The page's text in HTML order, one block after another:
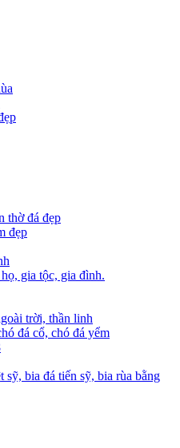
thờ đá đẹp
đẹp
gia tộc, gia đình.
trời, thần linh
đá cổ, chó đá yểm
sỹ, bia đá tiến sỹ, bia rùa bằng